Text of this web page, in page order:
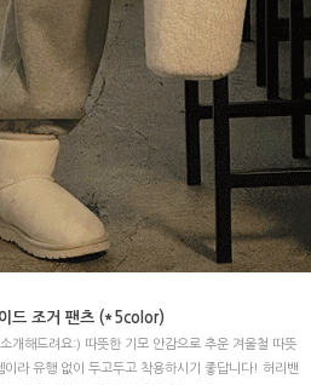
드 조거 팬츠 (*5color)
개해드려요:) 따뜻한 기모 안감으로 추운 겨울철 따뜻
라 유행 없이 두고두고 착용하시기 좋답니다! 허리밴